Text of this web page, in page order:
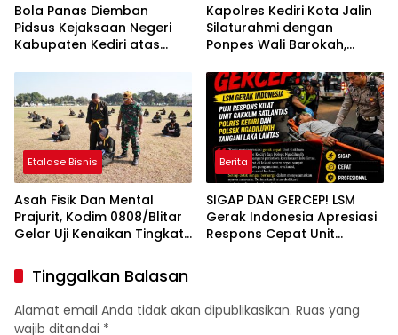
Bola Panas Diemban
Pidsus Kejaksaan Negeri
Kabupaten Kediri atas
Penggunaan Material
Ilegal Proyek Tol Kediri
Oleh PT. HASTARI JAYA
SENTOSA
Kapolres Kediri Kota Jalin
Silaturahmi dengan
Ponpes Wali Barokah,
Ulama
Etalase Bisnis
Asah Fisik Dan Mental
Prajurit, Kodim 0808/Blitar
Gelar Uji Kenaikan Tingkat
Berita
SIGAP DAN GERCEP! LSM
Gerak Indonesia Apresiasi
Respons Cepat Unit
Penanganan Kecelakaan
Lalu Lintas
Tinggalkan Balasan
Alamat email Anda tidak akan dipublikasikan. Ruas yang
wajib ditandai *